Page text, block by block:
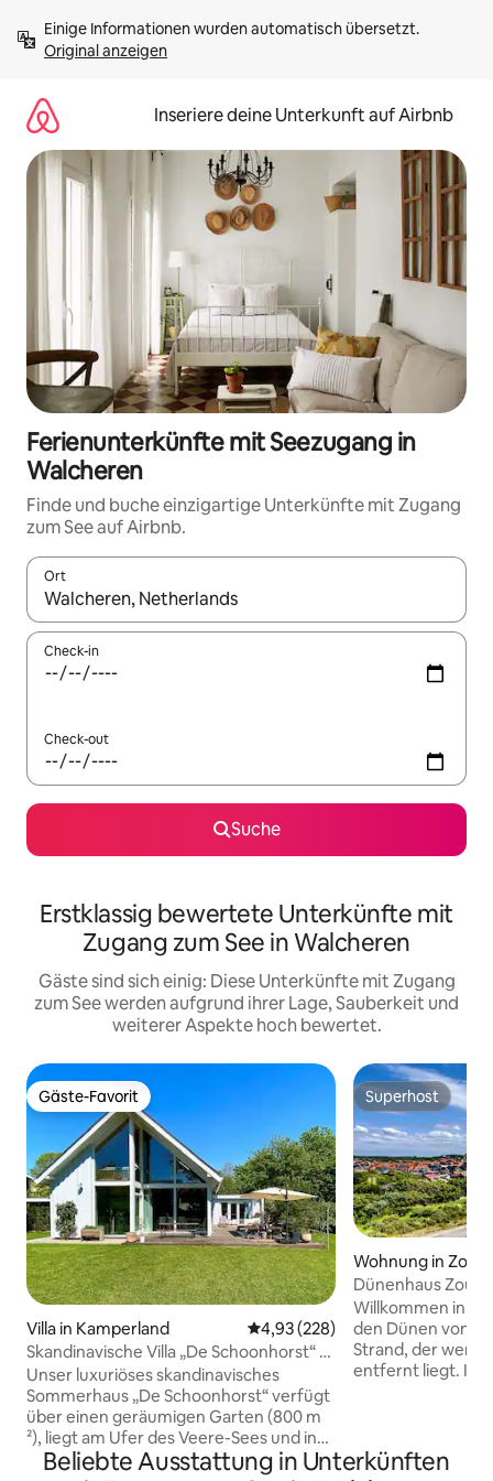
Inhalten
springenOriginal anzeigen
Inseriere deine Unterkunft auf Airbnb
Ferienunterkünfte mit Seezugang in
Walcheren
Finde und buche einzigartige Unterkünfte mit Zugang
zum See auf Airbnb.
Ort
Wenn Ergebnisse verfügbar sind, navigiere mit den
Check-in
Check-out
Suche
Erstklassig bewertete Unterkünfte mit
Zugang zum See in Walcheren
Gäste sind sich einig: Diese Unterkünfte mit Zugang
zum See werden aufgrund ihrer Lage, Sauberkeit und
weiterer Aspekte hoch bewertet.
Gäste-Favorit
Gäste-Favorit
Villa in Kamperland Durchschnittliche Bewertung:
4,93 (228)
Skandinavische Villa „De Schoonhorst“ +
Wellness
Unser luxuriöses skandinavisches
Sommerhaus „De Schoonhorst“ verfügt
über einen geräumigen Garten (800 m
²), liegt am Ufer des Veere-Sees und in
der Nähe eines schönen Strandes. Die
Superhost
Superhost
Wohnung in
Dünenhaus
und am Strand
Willkommen in
den Dünen von
Strand, der
entfernt liegt. In
Wohnzimmer im
offener Küche
Beliebte Ausstattung in Unterkünften